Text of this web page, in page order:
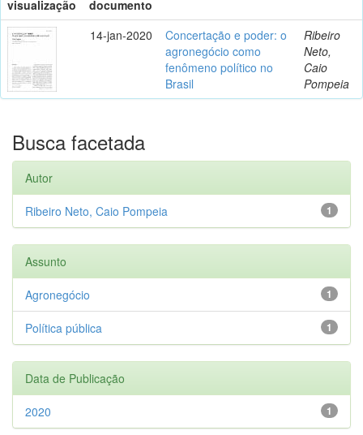
visualização
documento
14-jan-2020
Concertação e poder: o
agronegócio como
fenômeno político no
Brasil
Ribeiro
Neto,
Caio
Pompeia
Busca facetada
Autor
1
Ribeiro Neto, Caio Pompeia
Assunto
1
Agronegócio
1
Política pública
Data de Publicação
1
2020